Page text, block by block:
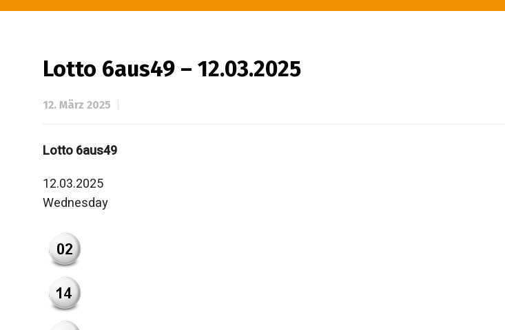
Lotto 6aus49 – 12.03.2025
12. März 2025
Lotto 6aus49
12.03.2025
Wednesday